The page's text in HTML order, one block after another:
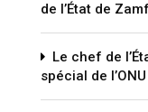
de l’État de
Le chef de
spécial de